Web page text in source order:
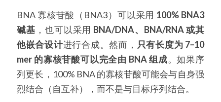
磁珠
基因操作
实验耗材
CRISPR用户自定义文库
研究数据
CRISPRclean Plus RNA Prep
CRISPRclean Bulk Reagents
CRISPRclean High Expressing RNA
RNA Depletion Panel (Liver)
BNA 寡核苷酸（BNA3）可以采用 100% BNA3
碱基 ，也可以采用 BNA/DNA、BNA/RNA 或其
他嵌合设计进行合成。然而， 只有长度为 7–10
mer 的寡核苷酸可以完全由 BNA 组成。如果序
列更长，100% BNA 的寡核苷酸可能会与自身强
烈结合（自互补），而不是与目标序列结合。
恒温扩增
实验耗材
基因操作相关
DNA分子量标准